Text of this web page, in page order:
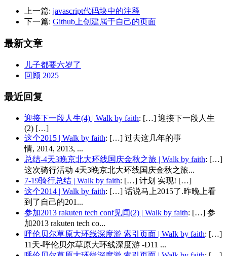
上一篇: javascript代码块中的注释
下一篇: Github上创建属于自己的页面
最新文章
儿子都要六岁了
回顾 2025
最近回复
迎接下一段人生(4) | Walk by faith: […] 迎接下一段人生
(2) […]
这个2015 | Walk by faith: […] 过去这几年的事
情, 2014, 2013, ...
总结-4天3晚京北大环线国庆金秋之旅 | Walk by faith: […]
这次骑行活动 4天3晚京北大环线国庆金秋之旅...
7-19骑行总结 | Walk by faith: […] 计划 实现! […]
这个2014 | Walk by faith: […] 话说马上2015了.昨晚上看
到了自己的201...
参加2013 rakuten tech conf见闻(2) | Walk by faith: […] 参
加2013 rakuten tech co...
呼伦贝尔草原大环线深度游 索引页面 | Walk by faith: […]
11天-呼伦贝尔草原大环线深度游 -D11 ...